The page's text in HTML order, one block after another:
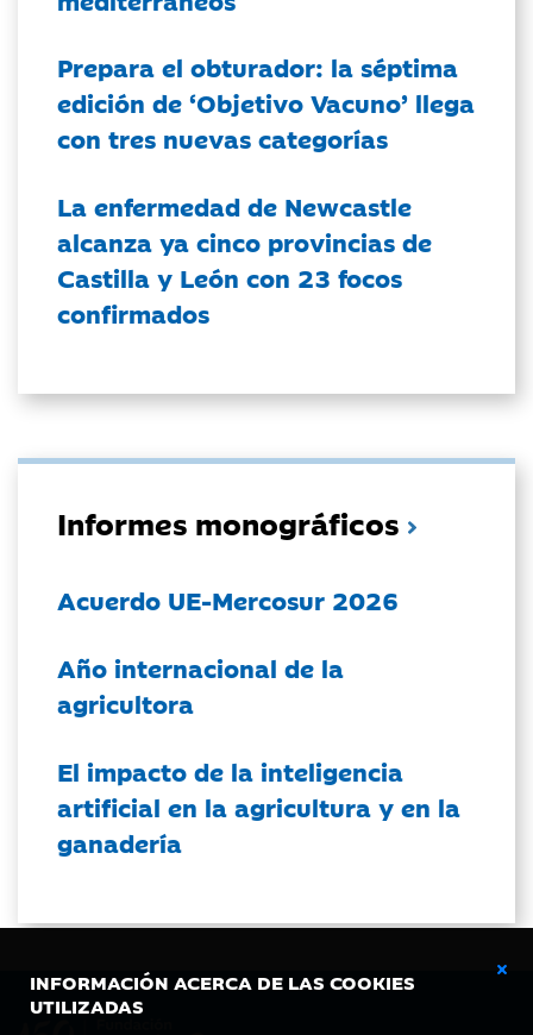
INFORMACIÓN ACERCA DE LAS COOKIES
UTILIZADAS
Prepara el obturador: la séptima
edición de ‘Objetivo Vacuno’ llega
con tres nuevas categorías
La enfermedad de Newcastle
alcanza ya cinco provincias de
Castilla y León con 23 focos
confirmados
Informes monográficos
Acuerdo UE-Mercosur 2026
Año internacional de la
agricultora
El impacto de la inteligencia
artificial en la agricultura y en la
ganadería